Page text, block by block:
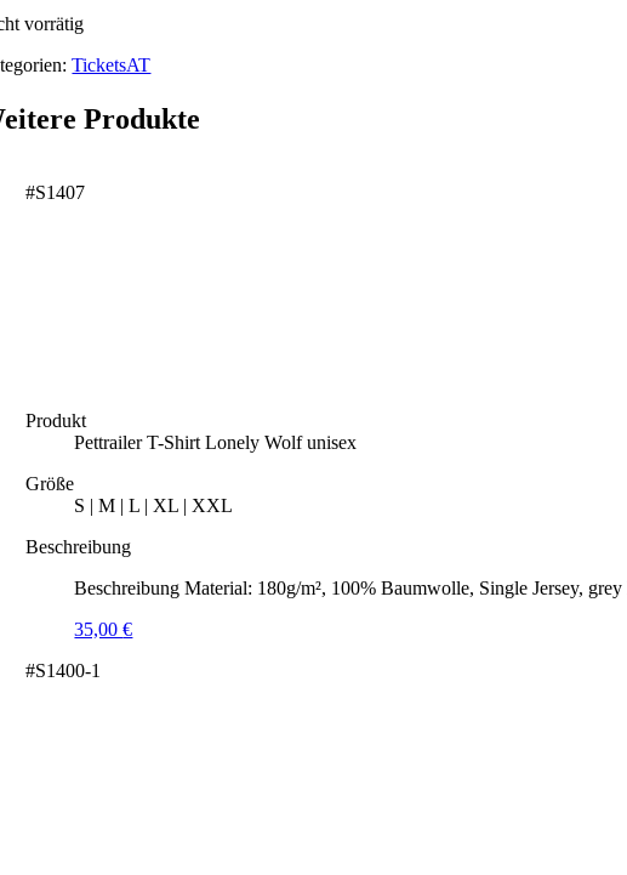
vorrätig
TicketsAT
Produkte
#S1407
Produkt
Pettrailer T-Shirt Lonely Wolf unisex
Größe
S | M | L | XL | XXL
Beschreibung
Beschreibung Material: 180g/m², 100% Baumwolle, Single Jersey,
35,00€
#S1400-1